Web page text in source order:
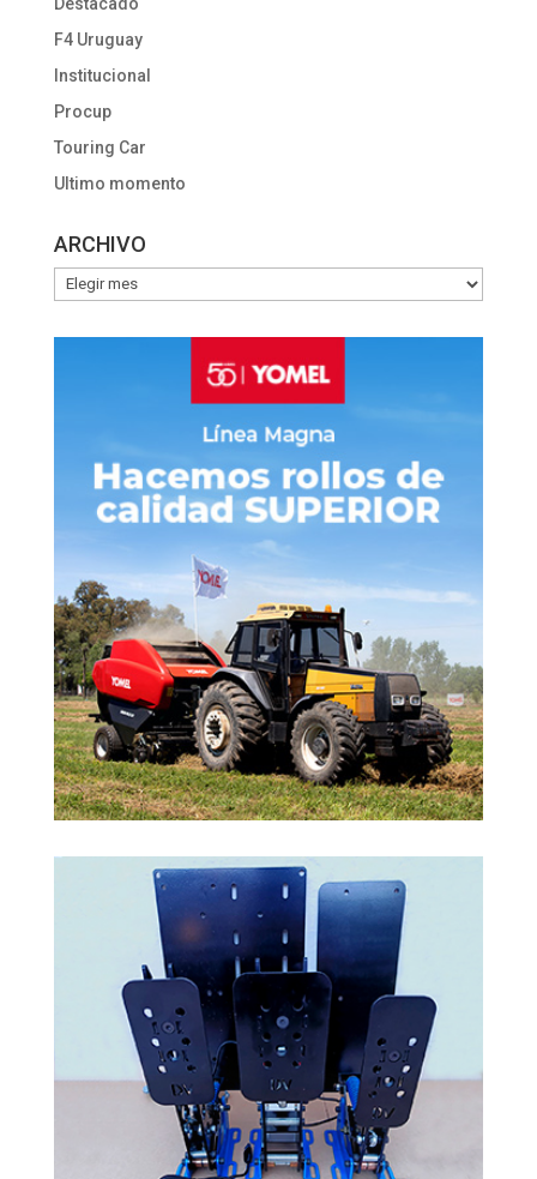
F4 Uruguay
Institucional
Procup
Touring Car
Ultimo momento
ARCHIVO
ARCHIVO